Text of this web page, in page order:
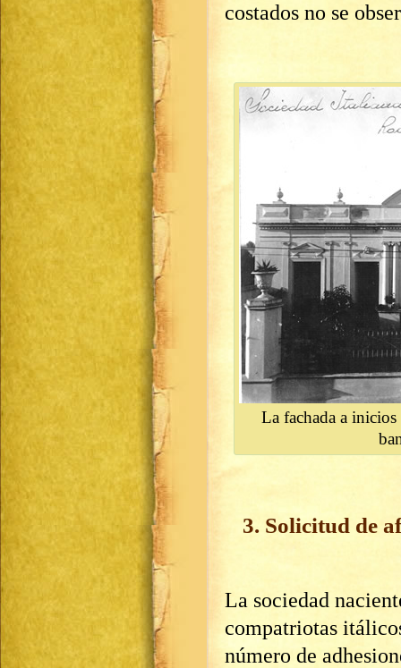
costados no se
La fachada a
3. Solicitud de
La sociedad
compatriotas
número de